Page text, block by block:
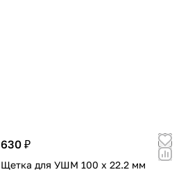
630 ₽
Щетка для УШМ 100 х 22.2 мм